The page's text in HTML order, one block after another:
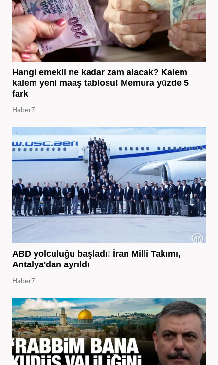
Hangi emekli ne kadar zam alacak? Kalem
kalem yeni maaş tablosu! Memura yüzde 5
fark
Haber7
ABD yolculuğu başladı! İran Milli Takımı,
Antalya'dan ayrıldı
Haber7